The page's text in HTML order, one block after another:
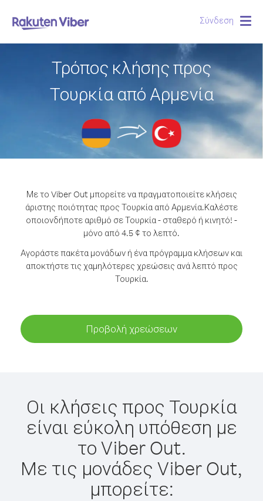
Σύνδεση
Τρόπος κλήσης προς
Τουρκία από Αρμενία
Με το Viber Out μπορείτε να πραγματοποιείτε κλήσεις
άριστης ποιότητας προς Τουρκία από Αρμενία.Καλέστε
οποιονδήποτε αριθμό σε Τουρκία - σταθερό ή κινητό! -
μόνο από 4.5 ¢ το λεπτό.
Αγοράστε πακέτα μονάδων ή ένα πρόγραμμα κλήσεων και
αποκτήστε τις χαμηλότερες χρεώσεις ανά λεπτό προς
Τουρκία.
Προβολή χρεώσεων
Οι κλήσεις προς Τουρκία
είναι εύκολη υπόθεση με
το Viber Out.
Με τις μονάδες Viber Out,
μπορείτε: